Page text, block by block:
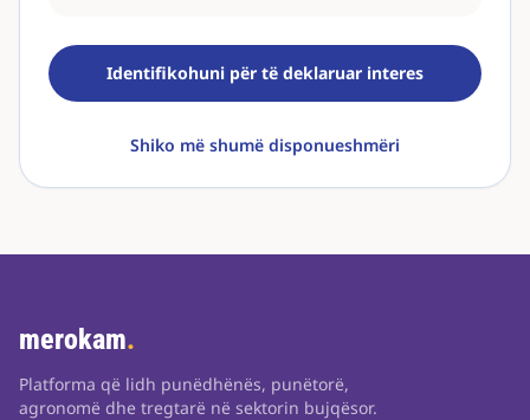
Identifikohuni për të deklaruar interes
Shiko më shumë disponueshmëri
merokam.
Platforma që lidh punëdhënës, punëtorë,
agronomë dhe tregtarë në sektorin bujqësor.